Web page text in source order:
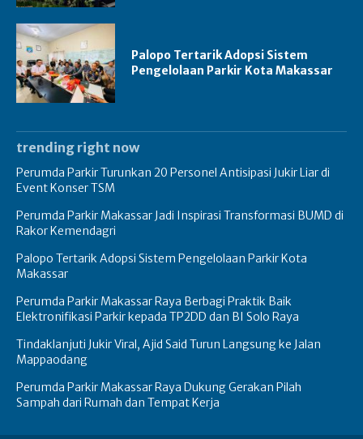
Palopo Tertarik Adopsi Sistem
Pengelolaan Parkir Kota Makassar
trending right now
Perumda Parkir Turunkan 20 Personel Antisipasi Jukir Liar di
Event Konser TSM
Perumda Parkir Makassar Jadi Inspirasi Transformasi BUMD di
Rakor Kemendagri
Palopo Tertarik Adopsi Sistem Pengelolaan Parkir Kota
Makassar
Perumda Parkir Makassar Raya Berbagi Praktik Baik
Elektronifikasi Parkir kepada TP2DD dan BI Solo Raya
Tindaklanjuti Jukir Viral, Ajid Said Turun Langsung ke Jalan
Mappaodang
Perumda Parkir Makassar Raya Dukung Gerakan Pilah
Sampah dari Rumah dan Tempat Kerja